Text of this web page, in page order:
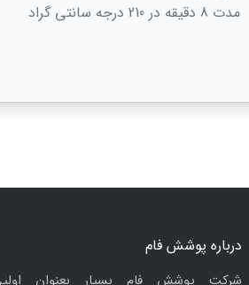
مدت 8 دقیقه در 210 درجه سانتی گراد
درباره پوشش فام
شرکت پوشش فام بسپار بعنوان